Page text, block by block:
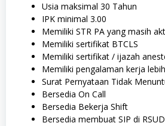
Usia maksimal 30 Tahun
IPK minimal 3.00
Memiliki STR PA yang masih
Memiliki sertifikat BTCLS
Memiliki sertifikat / ijazah
Memiliki pengalaman kerja
Surat Pernyataan Tidak
Bersedia On Call
Bersedia Bekerja Shift
Bersedia membuat SIP di